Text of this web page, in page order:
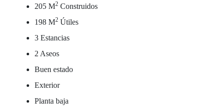
205 M2 Construidos
198 M2 Útiles
3 Estancias
2 Aseos
Buen estado
Exterior
Planta baja